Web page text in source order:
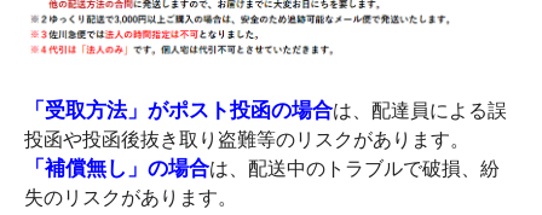
「受取方法」がポスト投函の場合は、配達員による誤
投函や投函後抜き取り盗難等のリスクがあります。
「補償無し」の場合は、配送中のトラブルで破損、紛
失のリスクがあります。